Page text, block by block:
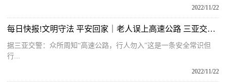
2022/11/22
每日快报!文明守法 平安回家｜老人误上高速公路 三亚交警暖心救助
据三亚交警：众所周知“高速公路，行人勿入”这是一条安全常识但
行...
2022/11/22